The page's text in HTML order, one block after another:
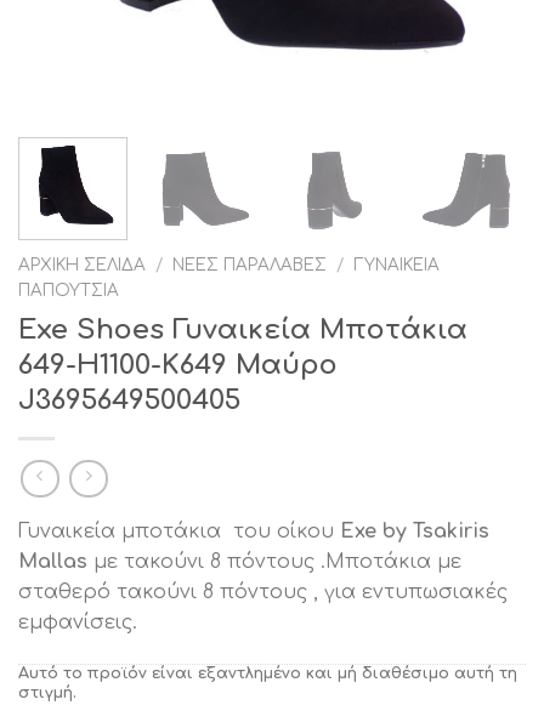
ΑΡΧΙΚΉ ΣΕΛΊΔΑ / ΝΈΕΣ ΠΑΡΑΛΑΒΈΣ /
ΓΥΝΑΙΚΕΊΑ
ΠΑΠΟΎΤΣΙΑ
Exe Shoes Γυναικεία Μποτάκια
649-Η1100-Κ649 Μαύρο
J3695649500405
Γυναικεία μποτάκια του οίκου Exe by Tsakiris
Mallas με τακούνι 8 πόντους .Mποτάκια με
σταθερό τακούνι 8 πόντους , για εντυπωσιακές
εμφανίσεις.
Αυτό το προϊόν είναι εξαντλημένο και μή διαθέσιμο αυτή τη
στιγμή.